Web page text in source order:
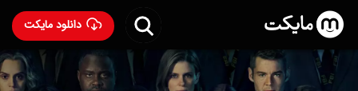
دانلود مایکت
سریال کلاس ۰۹ - Class of '09 2023